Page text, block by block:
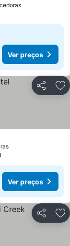
Ver preços
Partilhar
Ver preços
Partilhar